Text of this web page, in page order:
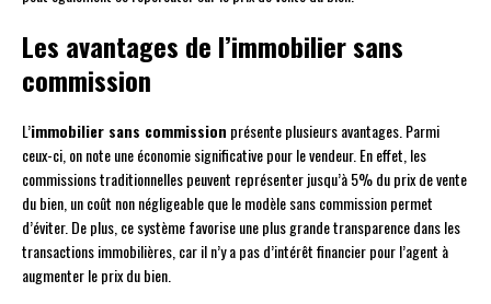
Les avantages de l’immobilier sans
commission
L’immobilier sans commission présente plusieurs avantages. Parmi
ceux-ci, on note une économie significative pour le vendeur. En effet, les
commissions traditionnelles peuvent représenter jusqu’à 5% du prix de vente
du bien, un coût non négligeable que le modèle sans commission permet
d’éviter. De plus, ce système favorise une plus grande transparence dans les
transactions immobilières, car il n’y a pas d’intérêt financier pour l’agent à
augmenter le prix du bien.